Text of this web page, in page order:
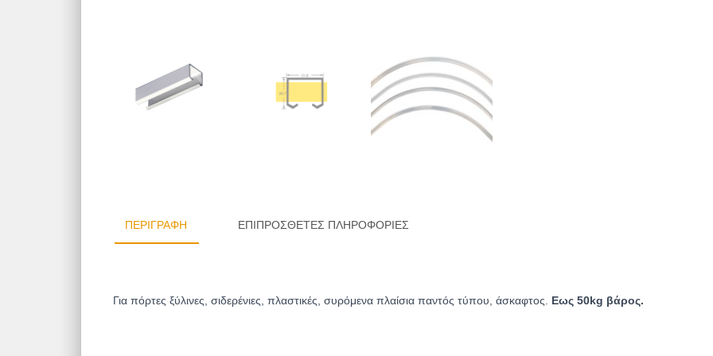
ΠΕΡΙΓΡΑΦΉ ΕΠΙΠΡΌΣΘΕΤΕΣ ΠΛΗΡΟΦΟΡΊΕΣ
Για πόρτες ξύλινες, σιδερένιες, πλαστικές, συρόμενα πλαίσια παντός τύπου, άσκαφτος. Εως 50kg βάρος.